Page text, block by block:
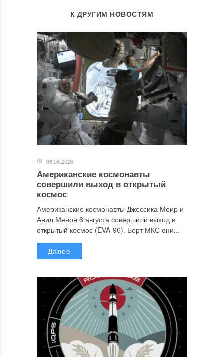
К ДРУГИМ НОВОСТЯМ
06.08.2026
Американские космонавты
совершили выход в открытый
космос
Американские космонавты Джессика Меир и
Анил Менон 6 августа совершили выход в
открытый космос (EVA-96). Борт МКС они...
Далее